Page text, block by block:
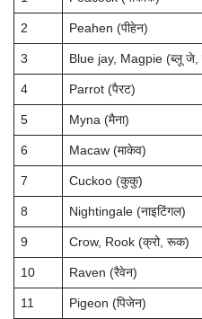
2 Peahen (पीहेन)
3 Blue jay, Magpie (ब्लू जे,
4 Parrot (पैरट)
5 Myna (मैना)
6 Macaw (माकेव)
7 Cuckoo (कुकु)
8 Nightingale (नाइटिंगल)
9 Crow, Rook (क्रो, रूक)
10 Raven (रैवेन)
11 Pigeon (पिजेन)